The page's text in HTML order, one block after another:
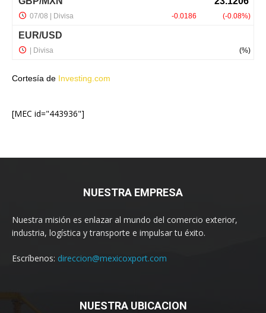
Cortesía de Investing.com
[MEC id="443936"]
NUESTRA EMPRESA
Nuestra misión es enlazar al mundo del comercio exterior,
industria, logística y transporte e impulsar tu éxito.
Escríbenos: direccion@mexicoxport.com
NUESTRA UBICACION